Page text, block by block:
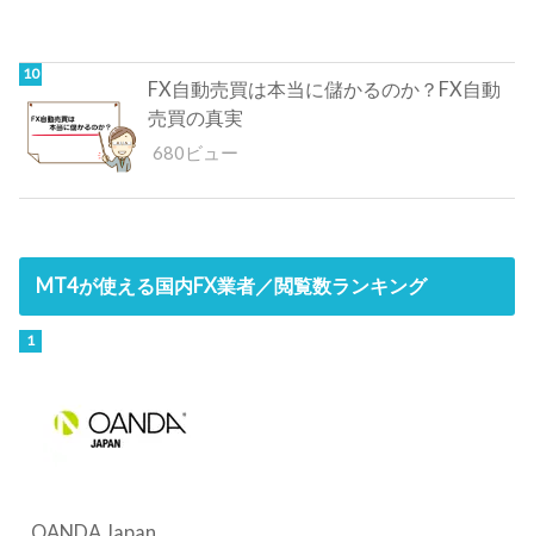
FX自動売買は本当に儲かるのか？FX自動
売買の真実
680ビュー
MT4が使える国内FX業者／閲覧数ランキング